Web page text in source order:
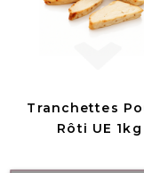
Tranchettes
Rôti UE 1kg